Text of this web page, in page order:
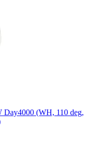
(WH, 110 deg,